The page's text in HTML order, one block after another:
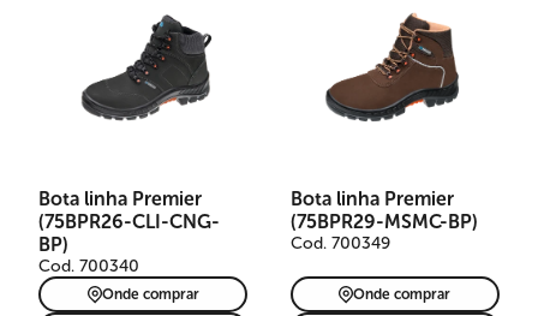
Bota linha Premier
(75BPR26-CLI-CNG-
BP)
Cod. 700340
Onde comprar
Bota linha Premier
(75BPR29-MSMC-BP)
Cod. 700349
Onde comprar